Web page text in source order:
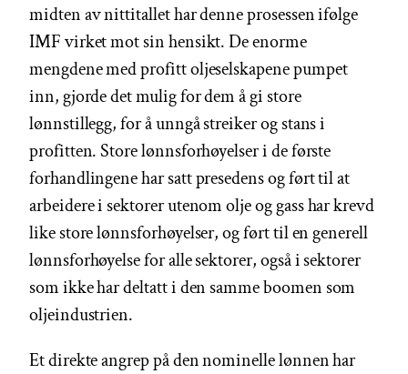
midten av nittitallet har denne prosessen ifølge
IMF virket mot sin hensikt. De enorme
mengdene med profitt oljeselskapene pumpet
inn, gjorde det mulig for dem å gi store
lønnstillegg, for å unngå streiker og stans i
profitten. Store lønnsforhøyelser i de første
forhandlingene har satt presedens og ført til at
arbeidere i sektorer utenom olje og gass har krevd
like store lønnsforhøyelser, og ført til en generell
lønnsforhøyelse for alle sektorer, også i sektorer
som ikke har deltatt i den samme boomen som
oljeindustrien.
Et direkte angrep på den nominelle lønnen har